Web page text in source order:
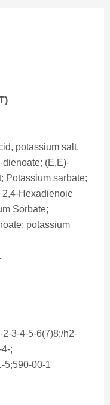
potassium salt,
dienoate; (E,E)-
Potassium sarbate;
Hexadienoic
Sorbate;
potassium
3-4-5-6(7)8;/h2-
;
00-1